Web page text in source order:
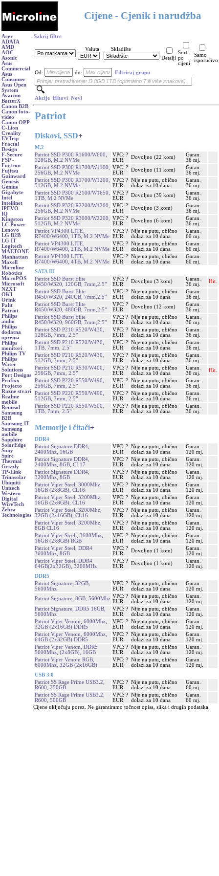
Cijene - Cjenik i narudžba
Acer
ADATA
AMD
AOC
Asonic
Asus
Commercial
Asus
Consumer
Asus Open
System
Avacom
BatterX
Canon B2B
Canon foto-
video
Canon OPP
C-Lion
Creality
EVTrip
Fractal
Design
F-Secure
FSP -
Fortron
Fujitsu
Gainward
Genesis
Genius
Gigabyte
Intel
Intellinet
IPEVO
IQ
Kingston
LC Power
Lenovo
LG B2B
LG IT
Logitech
MAETONE
Manhattan
Maxell
Microline
Robotics
MicroPOS
Microsoft
NZXT
OKI
Orink
Palit
Patriot
Philips
audio
Philips
dodatna
oprema
Philips
monitori
Philips TV
Philips
Water
Solutions
Port Designs
Profixx
Projecto
Razne stvari
Realme
mobile
Renusol
Samsung
B2B
Samsung IT
Samsung
mobile
Sapphire
SolarEdge
Sony
Spire
Thermal
Grizzly
TP-Link
Trinasolar
Ubiquiti
Unitech
Western
Digital
WireTech
Zebra
Technologies
Sakrij filtre
Valuta
Skladište
Detalji
Sort.
po
cijeni
Samo
isporučivo
Od: do: Filtriraj grupu
Akcije Hitovi Novi
Patriot
Diskovi, SSD+
M.2
Patriot SSD P300 R1600/W600,
128GB, M.2 NVMe
VPC: ?
EUR
Dovoljno (22 kom)
Garan.
36 mj.
Patriot SSD P300 R1700/W1100,
256GB, M.2 NVMe
VPC: ?
EUR
Dovoljno (11 kom)
Garan.
36 mj.
Patriot SSD P300 R1700/W1200,
512GB, M.2 NVMe
VPC: ?
EUR
Nije na putu, obično
dolazi za 10 dana
Garan.
36 mj.
Patriot SSD P300 R2100/W1650,
1TB, M.2 NVMe
VPC: ?
EUR
Dovoljno (39 kom)
Garan.
36 mj.
Patriot SSD P320 R2200/W1200,
256GB, M.2 NVMe
VPC: ?
EUR
Dovoljno (3 kom)
Garan.
36 mj.
Patriot SSD P320 R3000/W2200,
512GB, M.2 NVMe
VPC: ?
EUR
Dovoljno (6 kom)
Garan.
36 mj.
Patriot VP4300 LITE,
R7400/W6400, 1TB, M.2 NVMe
VPC: ?
EUR
Nije na putu, obično
dolazi za 10 dana
Garan.
60 mj.
Patriot VP4300 LITE,
R7400/W6400, 2TB, M.2 NVMe
VPC: ?
EUR
Nije na putu, obično
dolazi za 10 dana
Garan.
60 mj.
Patriot VP4300 LITE,
R7400/W6400, 4TB, M.2 NVMe
VPC: ?
EUR
Nije na putu, obično
dolazi za 10 dana
Garan.
60 mj.
SATA III
Patriot SSD Burst Elite
R450/W320, 120GB, 7mm,2.5"
VPC: ?
EUR
Dovoljno (3 kom)
Garan.
36 mj.
Hit.
Patriot SSD Burst Elite
R450/W320, 240GB, 7mm,2.5"
VPC: ?
EUR
Nije na putu, obično
dolazi za 10 dana
Garan.
36 mj.
Patriot SSD Burst Elite
R450/W320, 480GB, 7mm,2.5"
VPC: ?
EUR
Dovoljno (12 kom)
Garan.
36 mj.
Patriot SSD Burst Elite
R450/W320, 960GB, 7mm,2.5"
VPC: ?
EUR
Nije na putu, obično
dolazi za 10 dana
Garan.
36 mj.
Patriot SSD P210 R520/W430,
128GB, 7mm, 2.5"
VPC: ?
EUR
Nije na putu, obično
dolazi za 10 dana
Garan.
36 mj.
Patriot SSD P210 R520/W430,
1TB, 7mm, 2.5"
VPC: ?
EUR
Nije na putu, obično
dolazi za 10 dana
Garan.
36 mj.
Patriot SSD P210 R520/W430,
512GB, 7mm, 2.5"
VPC: ?
EUR
Nije na putu, obično
dolazi za 10 dana
Garan.
36 mj.
Patriot SSD P210 R530/W400,
256GB, 7mm, 2.5"
VPC: ?
EUR
Nije na putu, obično
dolazi za 10 dana
Garan.
36 mj.
Hit.
Patriot SSD P220 R550/W490,
256GB, 7mm, 2.5"
VPC: ?
EUR
Nije na putu, obično
dolazi za 10 dana
Garan.
36 mj.
Patriot SSD P220 R550/W490,
512GB, 7mm, 2.5"
VPC: ?
EUR
Nije na putu, obično
dolazi za 10 dana
Garan.
36 mj.
Patriot SSD P220 R550/W500,
1TB, 7mm, 2.5"
VPC: ?
EUR
Nije na putu, obično
dolazi za 10 dana
Garan.
36 mj.
Memorije i čitači+
DDR4
Patriot Signature DDR4,
2400Mhz, 16GB
VPC: ?
EUR
Nije na putu, obično
dolazi za 10 dana
Garan.
120 mj.
Patriot Signature DDR4,
2400Mhz, 8GB, CL17
VPC: ?
EUR
Nije na putu, obično
dolazi za 10 dana
Garan.
120 mj.
Patriot Signature DDR4,
3200Mhz, 8GB
VPC: ?
EUR
Nije na putu, obično
dolazi za 10 dana
Garan.
120 mj.
Patriot Viper Steel, 3000Mhz,
16GB (2x8GB), CL16
VPC: ?
EUR
Nije na putu, obično
dolazi za 10 dana
Garan.
120 mj.
Patriot Viper Steel, 3200Mhz,
16GB (2x8GB), CL16
VPC: ?
EUR
Nije na putu, obično
dolazi za 10 dana
Garan.
120 mj.
Patriot Viper Steel, 3200Mhz,
32GB (2x16GB), CL16
VPC: ?
EUR
Nije na putu, obično
dolazi za 10 dana
Garan.
120 mj.
Patriot Viper Steel, 3200Mhz,
8GB CL16
VPC: ?
EUR
Nije na putu, obično
dolazi za 10 dana
Garan.
120 mj.
Patriot Viper Steel , 3600Mhz,
16GB (2x8GB) RGB
VPC: ?
EUR
Nije na putu, obično
dolazi za 10 dana
Garan.
120 mj.
Patriot Viper Steel, DDR4
3600Mhz, 8GB
VPC: ?
EUR
Dovoljno (1 kom)
Garan.
120 mj.
Patriot Viper Steel, DDR4
64GB(2x32GB), 3200MHz
VPC: ?
EUR
Dovoljno (1 kom)
Garan.
120 mj.
DDR5
Patriot Signature, 32GB,
5600Mhz
VPC: ?
EUR
Nije na putu, obično
dolazi za 10 dana
Garan.
120 mj.
Patriot Signature, 8GB, 5600Mhz VPC: ?
EUR
Nije na putu, obično
dolazi za 10 dana
Garan.
120 mj.
Patriot Signature, DDR5 16GB,
5600Mhz
VPC: ?
EUR
Nije na putu, obično
dolazi za 10 dana
Garan.
120 mj.
Patriot Viper Venom, 6000Mhz,
32GB (2x16GB) DDR5
VPC: ?
EUR
Nije na putu, obično
dolazi za 10 dana
Garan.
120 mj.
Patriot Viper Venom, 6000Mhz,
64GB (2x32GB) DDR5
VPC: ?
EUR
Nije na putu, obično
dolazi za 10 dana
Garan.
120 mj.
Patriot Viper Venom, DDR5
5600Mhz, (2x8GB), 16GB
VPC: ?
EUR
Nije na putu, obično
dolazi za 10 dana
Garan.
120 mj.
Patriot Viper Venom RGB,
6000Mhz, 32GB (2x16GB)
VPC: ?
EUR
Nije na putu, obično
dolazi za 10 dana
Garan.
120 mj.
USB 3.0
Patriot SS Rage Prime USB3.2,
R600, 250GB
VPC: ?
EUR
Nije na putu, obično
dolazi za 10 dana
Garan.
60 mj.
Patriot SS Rage Prime USB3.2,
R600, 500GB
VPC: ?
EUR
Nije na putu, obično
dolazi za 10 dana
Garan.
60 mj.
Cijene uključuju porez. Ne garantiramo točnost opisa, slika i drugih podataka.